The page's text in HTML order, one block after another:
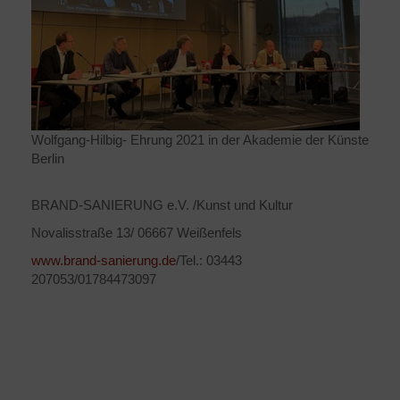
Wolfgang-Hilbig- Ehrung 2021 in der Akademie der Künste
Berlin
BRAND-SANIERUNG e.V. /Kunst und Kultur
Novalisstraße 13/ 06667 Weißenfels
www.brand-sanierung.de/Tel.: 03443
207053/01784473097